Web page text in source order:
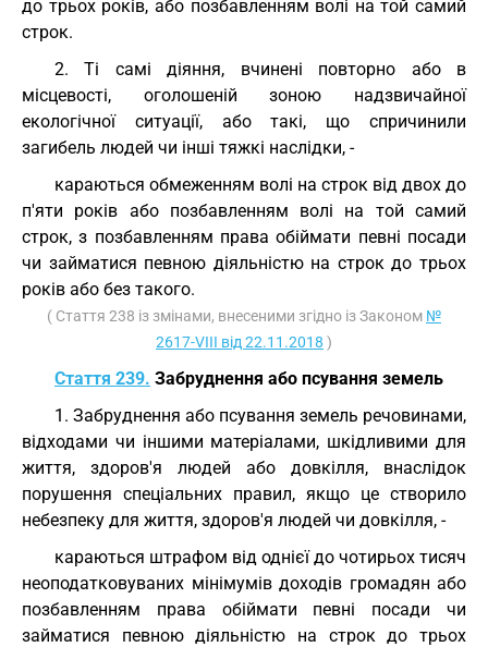
до трьох років, або позбавленням волі на той самий
строк.
2. Ті самі діяння, вчинені повторно або в
місцевості, оголошеній зоною надзвичайної
екологічної ситуації, або такі, що спричинили
загибель людей чи інші тяжкі наслідки, -
караються обмеженням волі на строк від двох до
п'яти років або позбавленням волі на той самий
строк, з позбавленням права обіймати певні посади
чи займатися певною діяльністю на строк до трьох
років або без такого.
( Стаття 238 із змінами, внесеними згідно із Законом №
2617-VIII від 22.11.2018 )
Стаття 239. Забруднення або псування земель
1. Забруднення або псування земель речовинами,
відходами чи іншими матеріалами, шкідливими для
життя, здоров'я людей або довкілля, внаслідок
порушення спеціальних правил, якщо це створило
небезпеку для життя, здоров'я людей чи довкілля, -
караються штрафом від однієї до чотирьох тисяч
неоподатковуваних мінімумів доходів громадян або
позбавленням права обіймати певні посади чи
займатися певною діяльністю на строк до трьох